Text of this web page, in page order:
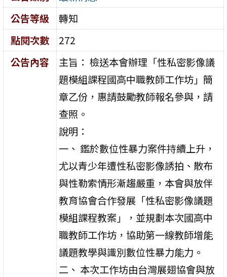
公告等級
轉知
點閱次數
272
公告內容
主旨： 檢送本會辦理「性私密影像議
題模組課程國高中職教師工作坊」簡
章乙份，惠請鼓勵教師報名參與，請
查照。
說明：
一、 鑑於數位性暴力案件持續上升，
尤以青少年遭性私密影像誘拍、散布
與性勒索情形漸趨嚴重，本會與放伴
教育協會合作發展「性私密影像議題
模組課程教案」，並規劃本次國高中
職教師工作坊，協助第一線教師增能
議題教學與識別數位性暴力能力。
二、 本次工作坊由台灣展翅協會與放